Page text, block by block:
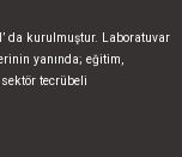
da kurulmuştur. Laboratuvar
yanında; eğitim,
tecrübeli